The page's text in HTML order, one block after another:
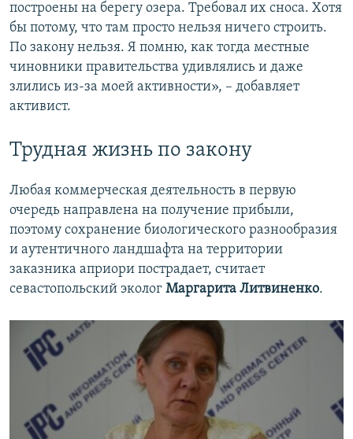
построены на берегу озера. Требовал их сноса. Хотя
бы потому, что там просто нельзя ничего строить.
По закону нельзя. Я помню, как тогда местные
чиновники правительства удивлялись и даже
злились из-за моей активности», – добавляет
активист.
Трудная жизнь по закону
Любая коммерческая деятельность в первую
очередь направлена на получение прибыли,
поэтому сохранение биологического разнообразия
и аутентичного ландшафта на территории
заказника априори пострадает, считает
севастопольский эколог Маргарита Литвиненко.